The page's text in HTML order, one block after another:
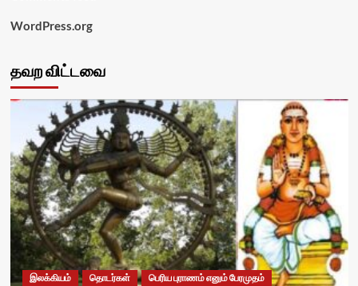
WordPress.org
தவற விட்டவை
இலக்கியம் தொடர்கள் பெரிய புராணம் எனும் பேரமுதம்